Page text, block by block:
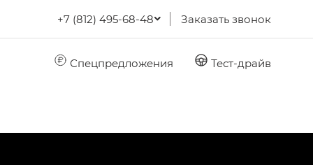
+7 (812) 495-68-48 Заказать звонок
Спецпредложения Тест-драйв